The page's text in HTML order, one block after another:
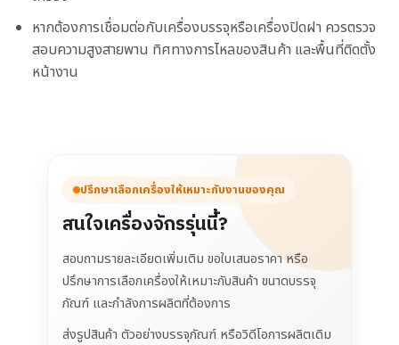
หากต้องการเชื่อมต่อกับเครื่องบรรจุหรือเครื่องปิดฝา ควรตรวจ
สอบความสูงสายพาน ทิศทางการไหลของสินค้า และพื้นที่ติดตั้ง
หน้างาน
ปรึกษาเลือกเครื่องให้เหมาะกับงานของคุณ
สนใจเครื่องจักรรุ่นนี้?
สอบถามรายละเอียดเพิ่มเติม ขอใบเสนอราคา หรือ
ปรึกษาการเลือกเครื่องให้เหมาะกับสินค้า ขนาดบรรจุ
ภัณฑ์ และกำลังการผลิตที่ต้องการ
ส่งรูปสินค้า ตัวอย่างบรรจุภัณฑ์ หรือวิดีโอการผลิตเดิม